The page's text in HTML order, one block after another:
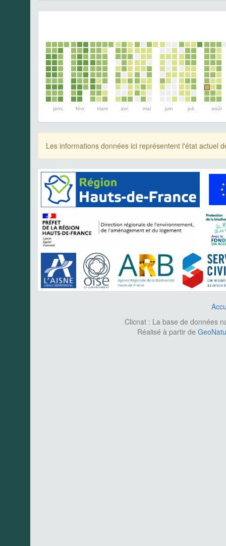
janv. févr. mars avr. mai juin juil. août
Les informations données ici représentent l'état actuel
Clicnat : La base de données
Réalisé à partir de